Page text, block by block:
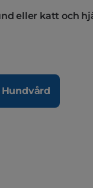
eller katt och
Hundvård